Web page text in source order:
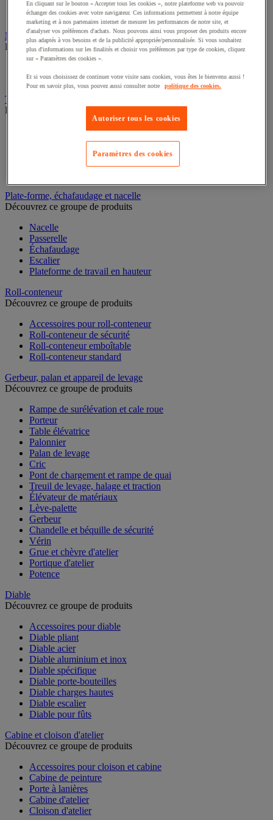
Caisson de laboratoire
Paillasse
Marchepied, escabeau et échelle
Découvrez ce groupe de produits
Escabeau et marchepied
Transpalette
Découvrez ce groupe de produits
Transpalette électrique
Transpalette manuel
Transpalette haute levée
Transpalette peseur
Plate-forme, échafaudage et nacelle
Découvrez ce groupe de produits
Nacelle
Passerelle
Échafaudage
Escalier
Plateforme de travail en hauteur
Roll-conteneur
Découvrez ce groupe de produits
Accessoires pour roll-conteneur
Roll-conteneur de sécurité
Roll-conteneur emboîtable
Roll-conteneur standard
Gerbeur, palan et appareil de levage
Découvrez ce groupe de produits
Rampe de surélévation et cale roue
Porteur
Table élévatrice
Palonnier
Palan de levage
Cric
Pont de chargement et rampe de quai
Treuil de levage, halage et traction
Élévateur de matériaux
Lève-palette
Gerbeur
Chandelle et béquille de sécurité
Vérin
Grue et chèvre d'atelier
Portique d'atelier
Potence
Diable
Découvrez ce groupe de produits
Accessoires pour diable
Diable pliant
Diable acier
Diable aluminium et inox
Diable spécifique
Diable porte-bouteilles
Diable charges hautes
Diable escalier
Diable pour fûts
Cabine et cloison d'atelier
Découvrez ce groupe de produits
Accessoires pour cloison et cabine
Cabine de peinture
Porte à lanières
Cabine d'atelier
Cloison d'atelier
En cliquant sur le bouton « Accepter tous les cookies », notre plateforme web va pouvoir
échanger des cookies avec votre navigateur. Ces informations permettent à notre équipe
marketing et à nos partenaires internet de mesurer les performances de notre site, et
d'analyser vos préférences d'achats. Nous pouvons ainsi vous proposer des produits encore
plus adaptés à vos besoins et de la publicité appropriée/personnalisée. Si vous souhaitez
plus d'informations sur les finalités et choisir vos préférences par type de cookies, cliquez
sur « Paramètres des cookies ».
Et si vous choisissez de continuer votre visite sans cookies, vous êtes le bienvenu aussi !
Pour en savoir plus, vous pouvez aussi consulter notre
politique des cookies.
Autoriser tous les cookies
Paramètres des cookies